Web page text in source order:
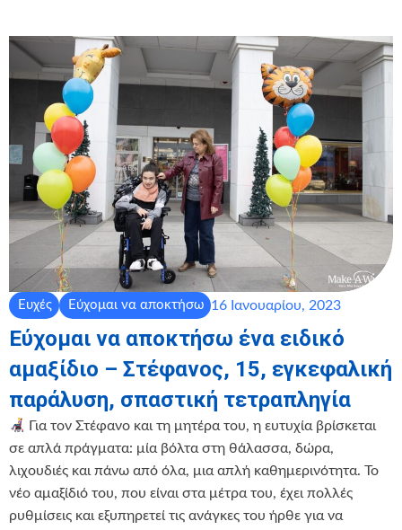
Ευχές Εύχομαι να αποκτήσω 16 Ιανουαρίου, 2023
Εύχομαι να αποκτήσω ένα ειδικό
αμαξίδιο – Στέφανος, 15, εγκεφαλική
παράλυση, σπαστική τετραπληγία
Για τον Στέφανο και τη μητέρα του, η ευτυχία βρίσκεται
σε απλά πράγματα: μία βόλτα στη θάλασσα, δώρα,
λιχουδιές και πάνω από όλα, μια απλή καθημερινότητα. Το
νέο αμαξίδιό του, που είναι στα μέτρα του, έχει πολλές
ρυθμίσεις και εξυπηρετεί τις ανάγκες του ήρθε για να